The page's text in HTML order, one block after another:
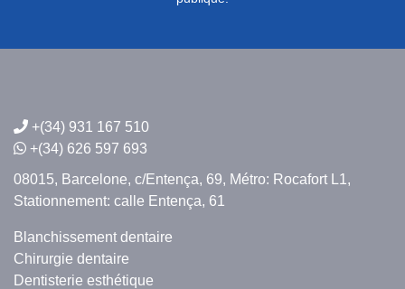
+(34) 931 167 510
+(34) 626 597 693
08015, Barcelone, c/Entença, 69, Métro: Rocafort L1,
Stationnement: calle Entença, 61
Blanchissement dentaire
Chirurgie dentaire
Dentisterie esthétique